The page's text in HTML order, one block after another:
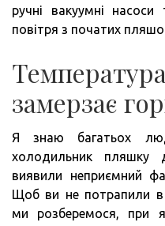
ручні вакуумні
повітря з початих
замерзає
Я знаю багатьох
холодильник пляшку
виявили неприємний
Щоб ви не потрапили в
ми розберемося, при